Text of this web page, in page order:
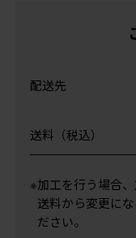
配送先
送料（税込）
※加工を行う場合
送料から変更に
ださい。